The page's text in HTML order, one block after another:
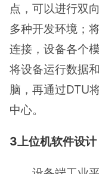
点，可以进行双
多种开发环境；
连接，设备各个
将设备运行数据
脑，再通过DTU
中心。
3上位机软件设计